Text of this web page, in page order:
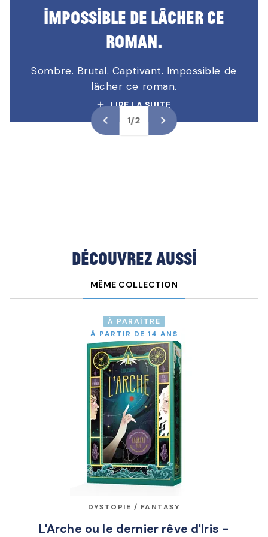
add
Impossible de lâcher ce
roman.
Sombre. Brutal. Captivant. Impossible de
lâcher ce roman.
add LIRE LA SUITE
add
Impossible de lâcher ce
roman.
Sombre. Brutal. Captivant. Impossible de
lâcher ce roman.
add LIRE LA SUITE
navigate_before 1/2 navigate_next
Découvrez aussi
MÊME COLLECTION
À PARAÎTRE
À PARTIR DE 14 ANS
DYSTOPIE / FANTASY
L'Arche ou le dernier rêve d'Iris -